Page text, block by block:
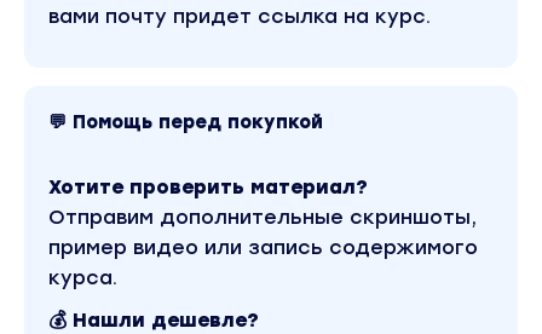
вами почту придет ссылка на курс.
💬 Помощь перед покупкой
Хотите проверить материал?
Отправим дополнительные скриншоты,
пример видео или запись содержимого
курса.
💰 Нашли дешевле?